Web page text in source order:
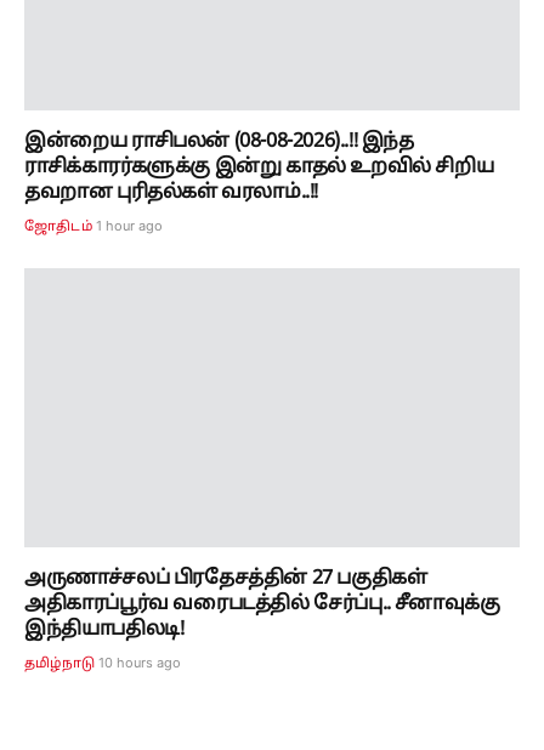
இன்றைய ராசிபலன் (08-08-2026)..!! இந்த
ராசிக்காரர்களுக்கு இன்று காதல் உறவில் சிறிய
தவறான புரிதல்கள் வரலாம்..!!
ஜோதிடம் 1 hour ago
அருணாச்சலப் பிரதேசத்தின் 27 பகுதிகள்
அதிகாரப்பூர்வ வரைபடத்தில் சேர்ப்பு.. சீனாவுக்கு
இந்தியாபதிலடி!
தமிழ்நாடு 10 hours ago